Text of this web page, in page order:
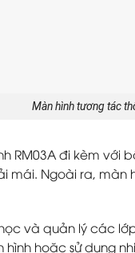
Màn hình tương tác
RM03A đi kèm với
mái. Ngoài ra,
và quản lý các
hoặc sử dụng